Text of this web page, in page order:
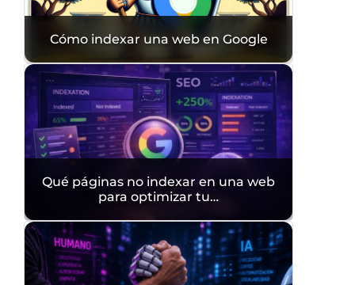
Cómo indexar una web en Google
Qué páginas no indexar en una web
para optimizar tu…